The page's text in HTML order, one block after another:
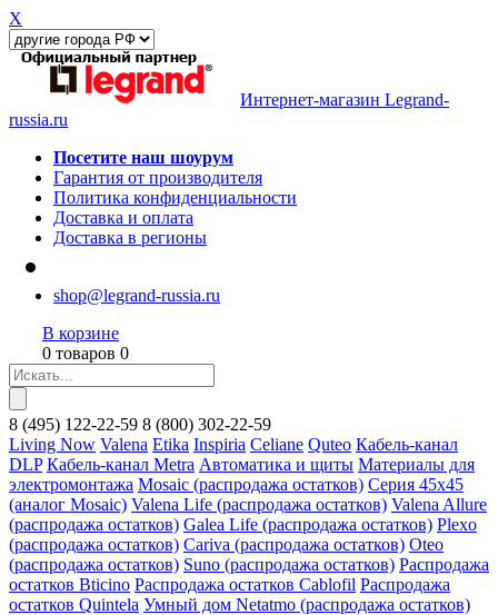
X
Интернет-магазин Legrand-
russia.ru
Посетите наш шоурум
Гарантия от производителя
Политика конфиденциальности
Доставка и оплата
Доставка в регионы
shop@legrand-russia.ru
В корзине
0 товаров 0
8 (495) 122-22-59 8 (800) 302-22-59
Living Now Valena Etika Inspiria Celiane Quteo Кабель-канал
DLP Кабель-канал Metra Автоматика и щиты Материалы для
электромонтажа Mosaic (распродажа остатков) Серия 45х45
(аналог Mosaic) Valena Life (распродажа остатков) Valena Allure
(распродажа остатков) Galea Life (распродажа остатков) Plexo
(распродажа остатков) Cariva (распродажа остатков) Oteo
(распродажа остатков) Suno (распродажа остатков) Распродажа
остатков Bticino Распродажа остатков Cablofil Распродажа
остатков Quintela Умный дом Netatmo (распродажа остатков)